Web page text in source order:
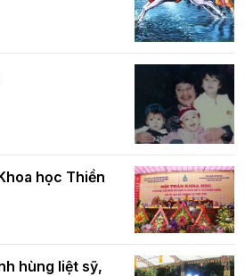
giáo chính tín Phần 7: Luật nhân
học Thiền
hùng liệt sỹ,